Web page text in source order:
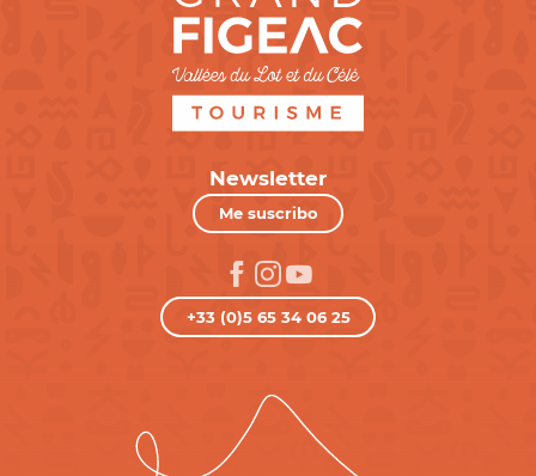
Newsletter
Me suscribo
+33 (0)5 65 34 06 25